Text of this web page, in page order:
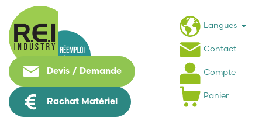
Devis / Demande
Rachat Matériel
Langues
Contact
Compte
Panier